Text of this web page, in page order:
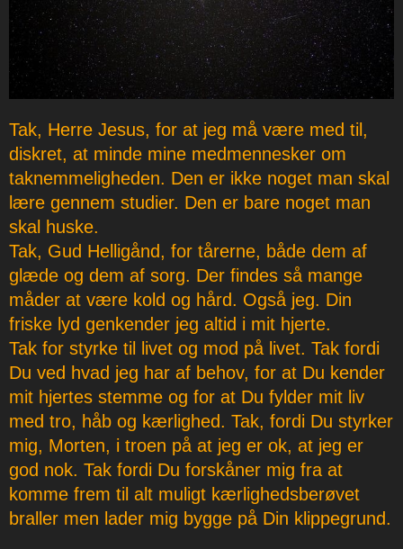
Tak, Herre Jesus, for at jeg må være med til,
diskret, at minde mine medmennesker om
taknemmeligheden. Den er ikke noget man skal
lære gennem studier. Den er bare noget man
skal huske.
Tak, Gud Helligånd, for tårerne, både dem af
glæde og dem af sorg. Der findes så mange
måder at være kold og hård. Også jeg. Din
friske lyd genkender jeg altid i mit hjerte.
Tak for styrke til livet og mod på livet. Tak fordi
Du ved hvad jeg har af behov, for at Du kender
mit hjertes stemme og for at Du fylder mit liv
med tro, håb og kærlighed. Tak, fordi Du styrker
mig, Morten, i troen på at jeg er ok, at jeg er
god nok. Tak fordi Du forskåner mig fra at
komme frem til alt muligt kærlighedsberøvet
braller men lader mig bygge på Din klippegrund.